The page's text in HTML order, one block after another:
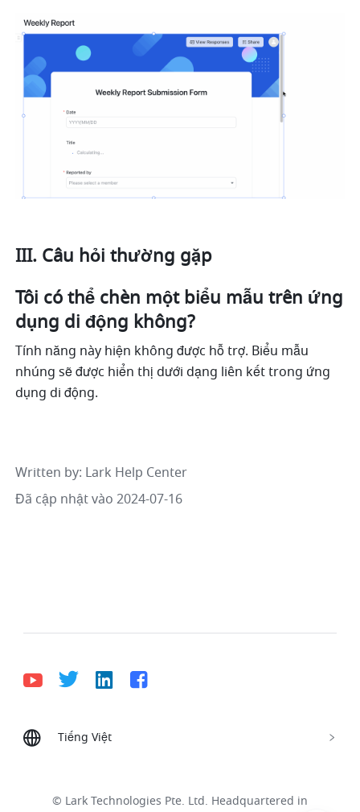
III. Câu hỏi thường gặp
Tôi có thể chèn một biểu mẫu trên ứng
dụng di động không?
Tính năng này hiện không được hỗ trợ. Biểu mẫu
nhúng sẽ được hiển thị dưới dạng liên kết trong ứng
dụng di động.
Written by: Lark Help Center
Đã cập nhật vào 2024-07-16
Tiếng Việt
Tiếng Việt
ไทย 한국어 日本語 中文
© Lark Technologies Pte. Ltd. Headquartered in